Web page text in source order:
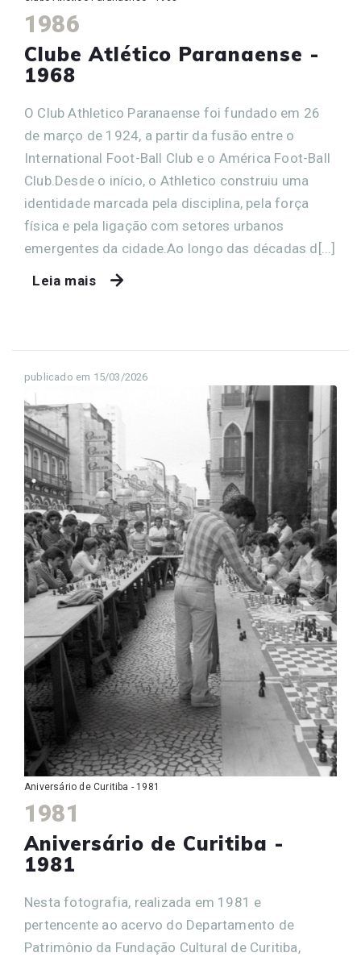
1986
Clube Atlético Paranaense -
1968
O Club Athletico Paranaense foi fundado em 26
de março de 1924, a partir da fusão entre o
International Foot-Ball Club e o América Foot-Ball
Club.Desde o início, o Athletico construiu uma
identidade marcada pela disciplina, pela força
física e pela ligação com setores urbanos
emergentes da cidade.Ao longo das décadas d[...]
Leia mais
publicado em 15/03/2026
Aniversário de Curitiba - 1981
1981
Aniversário de Curitiba -
1981
Nesta fotografia, realizada em 1981 e
pertencente ao acervo do Departamento de
Patrimônio da Fundação Cultural de Curitiba,